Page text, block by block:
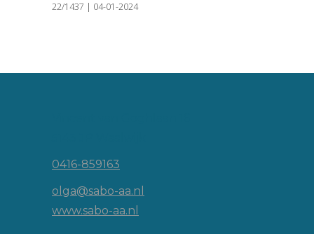
22/1437 | 04-01-2024
0416-859163
olga@sabo-aa.nl
www.sabo-aa.nl